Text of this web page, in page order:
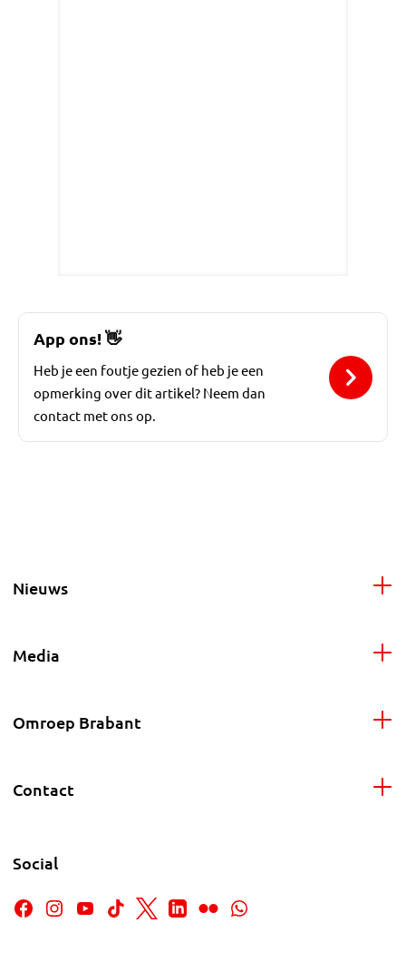
App ons!👋
Heb je een foutje gezien of heb je een
opmerking over dit artikel? Neem dan
contact met ons op.
Nieuws
Media
Omroep Brabant
Contact
Social